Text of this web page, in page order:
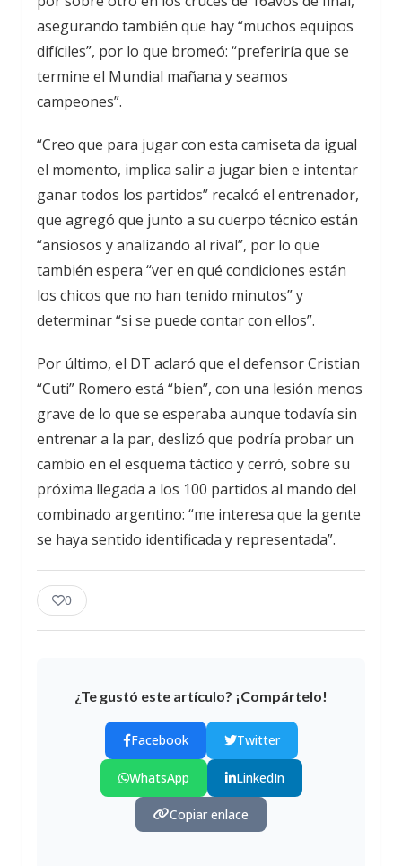
asegurando también que hay “muchos equipos
difíciles”, por lo que bromeó: “preferiría que se
termine el Mundial mañana y seamos
campeones”.
“Creo que para jugar con esta camiseta da igual
el momento, implica salir a jugar bien e intentar
ganar todos los partidos” recalcó el entrenador,
que agregó que junto a su cuerpo técnico están
“ansiosos y analizando al rival”, por lo que
también espera “ver en qué condiciones están
los chicos que no han tenido minutos” y
determinar “si se puede contar con ellos”.
Por último, el DT aclaró que el defensor Cristian
“Cuti” Romero está “bien”, con una lesión menos
grave de lo que se esperaba aunque todavía sin
entrenar a la par, deslizó que podría probar un
cambio en el esquema táctico y cerró, sobre su
próxima llegada a los 100 partidos al mando del
combinado argentino: “me interesa que la gente
se haya sentido identificada y representada”.
0
¿Te gustó este artículo? ¡Compártelo!
Facebook Twitter
WhatsApp LinkedIn
Copiar enlace